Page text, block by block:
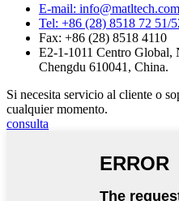
E-mail: info@matltech.com
Tel: +86 (28) 8518 72 51/
Fax: +86 (28) 8518 4110
E2-1-1011 Centro Global,
Chengdu 610041, China.
Si necesita servicio al cliente o
cualquier momento.
consulta